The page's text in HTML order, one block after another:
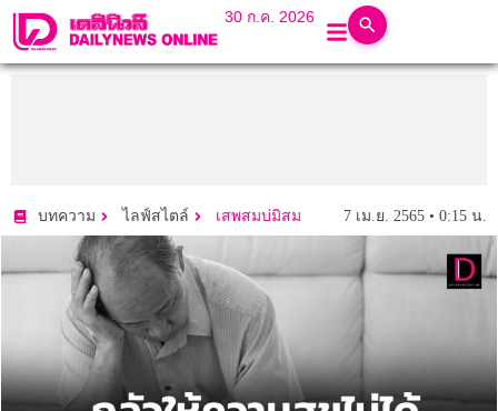
30 ก.ค. 2026
บทความ ไลฟ์สไตล์ เสพสมบ่มิสม 7 เม.ย. 2565 • 0:15 น.